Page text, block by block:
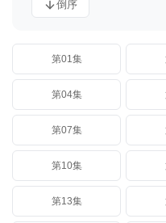
倒序
第01集
第04集
第07集
第10集
第13集